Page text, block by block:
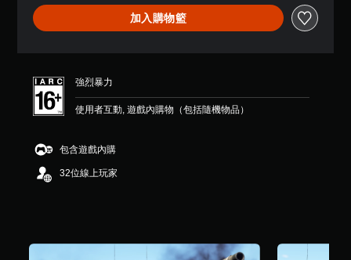
5
顆
星
分
5
星
，
4
加入購物籃
強烈暴力
使用者互動, 遊戲內購物（包括隨機物品）
包含遊戲內購
32位線上玩家